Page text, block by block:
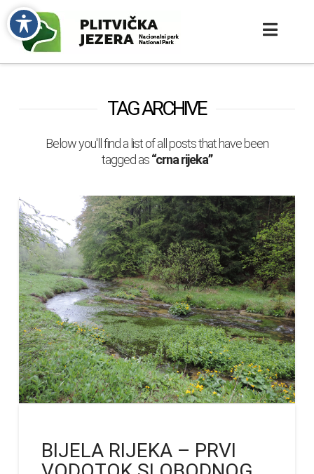
TAG ARCHIVE
Below you'll find a list of all posts that have been
tagged as“crna rijeka”
BIJELA RIJEKA – PRVI